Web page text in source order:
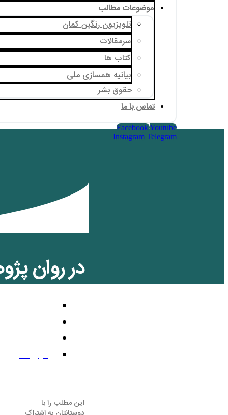
موضوعات مطالب
تلویزیون رنگین کمان
سرمقالات
کتاب ها
بیانیه همسازی ملی
حقوق بشر
تماس با ما
FacebookYoutube
Instagram Telegram
در روان
نوامبر 8, 2018
بدون نظر
این مطلب را با